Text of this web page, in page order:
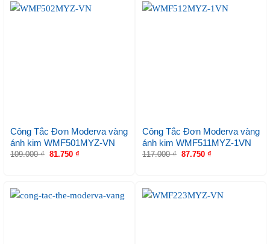
Công Tắc Đơn Moderva vàng
ánh kim WMF501MYZ-VN
109.000₫ 81.750 ₫
Công Tắc Đơn Moderva vàng
ánh kim WMF511MYZ-1VN
117.000₫ 87.750 ₫